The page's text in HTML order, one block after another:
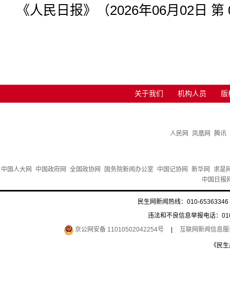
《人民日报》（2026年06月02日 第
关于我们 机构人员 版
人民网 凤凰网 腾讯
中国人大网 中国政府网 全国政协网 国务院新闻办公室 中国记协网 新华网
求是
中国日报
民生网新闻热线：010-
违法和不良信息举报电话：
京公网安备 11010502042254号
互联网新闻信息
《民